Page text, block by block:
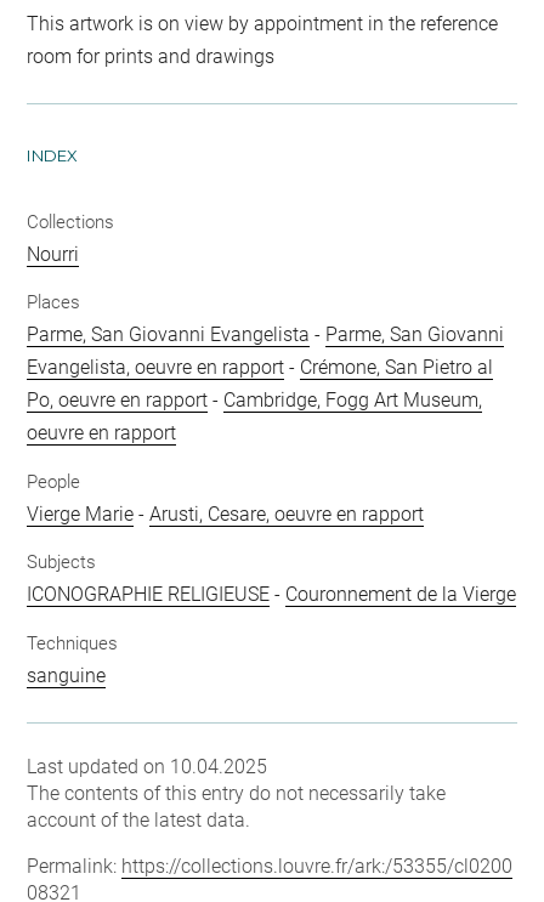
This artwork is on view by appointment in the reference
room for prints and drawings
INDEX
Collections
Nourri
Places
Parme, San Giovanni Evangelista - Parme, San Giovanni
Evangelista, oeuvre en rapport - Crémone, San Pietro al
Po, oeuvre en rapport - Cambridge, Fogg Art Museum,
oeuvre en rapport
People
Vierge Marie -Arusti, Cesare, oeuvre en rapport
Subjects
ICONOGRAPHIE RELIGIEUSE - Couronnement de la Vierge
Techniques
sanguine
Last updated on 10.04.2025
The contents of this entry do not necessarily take
account of the latest data.
Permalink: https://collections.louvre.fr/ark:/53355/cl0200
08321